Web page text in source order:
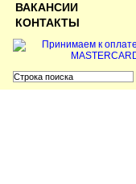
ВАКАНСИИ
КОНТАКТЫ